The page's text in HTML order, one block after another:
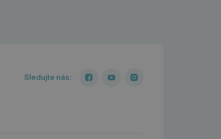
Sledujte nás: